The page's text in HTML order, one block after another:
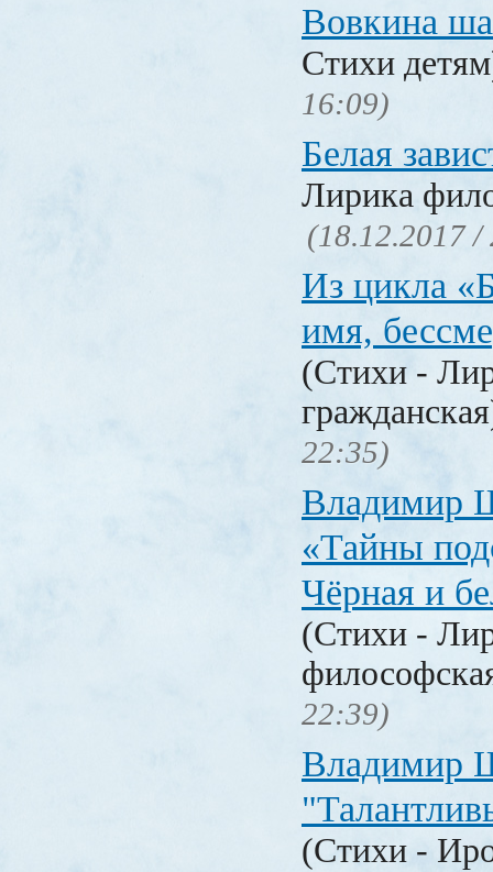
Вовкина
Стихи
16:09)
Белая
Лирика
(18.12.2017 /
Из цикла
имя,
(Стихи -
22:35)
Владимир
«Тайны
Чёрная и
(Стихи -
22:39)
Владимир
(Стихи -